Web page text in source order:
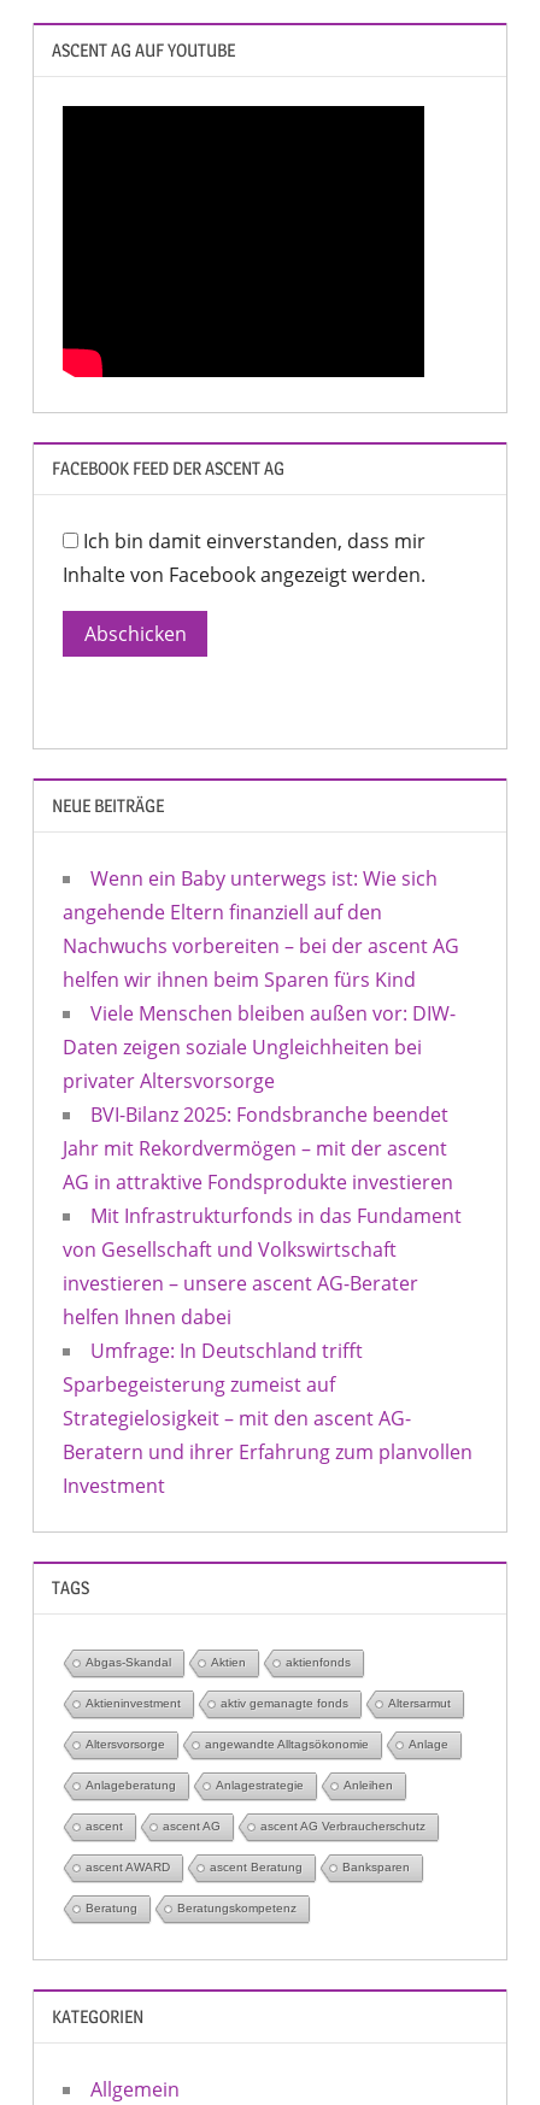
ASCENT AG AUF YOUTUBE
FACEBOOK FEED DER ASCENT AG
Ich bin damit einverstanden, dass mir
Inhalte von Facebook angezeigt werden.
Abschicken
NEUE BEITRÄGE
Wenn ein Baby unterwegs ist: Wie sich
angehende Eltern finanziell auf den
Nachwuchs vorbereiten – bei der ascent AG
helfen wir ihnen beim Sparen fürs Kind
Viele Menschen bleiben außen vor: DIW-
Daten zeigen soziale Ungleichheiten bei
privater Altersvorsorge
BVI-Bilanz 2025: Fondsbranche beendet
Jahr mit Rekordvermögen – mit der ascent
AG in attraktive Fondsprodukte investieren
Mit Infrastrukturfonds in das Fundament
von Gesellschaft und Volkswirtschaft
investieren – unsere ascent AG-Berater
helfen Ihnen dabei
Umfrage: In Deutschland trifft
Sparbegeisterung zumeist auf
Strategielosigkeit – mit den ascent AG-
Beratern und ihrer Erfahrung zum planvollen
Investment
TAGS
Abgas-Skandal Aktien aktienfonds
Aktieninvestment aktiv gemanagte fonds Altersarmut
Altersvorsorge angewandte Alltagsökonomie Anlage
Anlageberatung Anlagestrategie Anleihen
ascent ascent AG ascent AG Verbraucherschutz
ascent AWARD ascent Beratung Banksparen
Beratung Beratungskompetenz
KATEGORIEN
Allgemein